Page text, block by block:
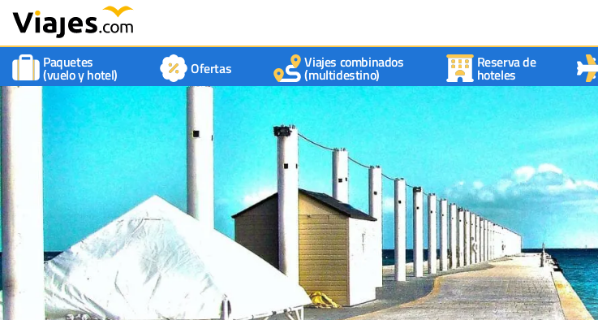
Paquetes
(vuelo y hotel) Ofertas Viajes combinados
(multidestino)
Reserva de
hoteles